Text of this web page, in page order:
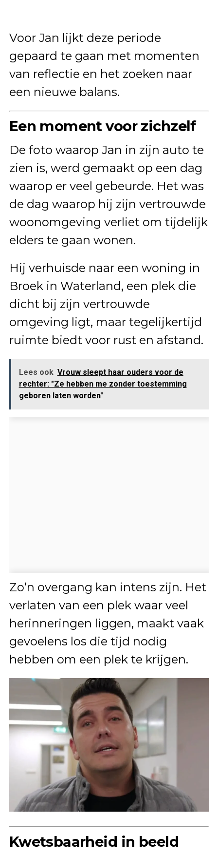
Voor Jan lijkt deze periode
gepaard te gaan met momenten
van reflectie en het zoeken naar
een nieuwe balans.
Een moment voor zichzelf
De foto waarop Jan in zijn auto te
zien is, werd gemaakt op een dag
waarop er veel gebeurde. Het was
de dag waarop hij zijn vertrouwde
woonomgeving verliet om tijdelijk
elders te gaan wonen.
Hij verhuisde naar een woning in
Broek in Waterland, een plek die
dicht bij zijn vertrouwde
omgeving ligt, maar tegelijkertijd
ruimte biedt voor rust en afstand.
Lees ook Vrouw sleept haar ouders voor de
rechter: "Ze hebben me zonder toestemming
geboren laten worden"
Zo’n overgang kan intens zijn. Het
verlaten van een plek waar veel
herinneringen liggen, maakt vaak
gevoelens los die tijd nodig
hebben om een plek te krijgen.
Kwetsbaarheid in beeld